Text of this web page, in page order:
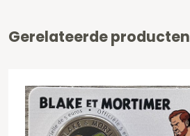
Gerelateerde producten